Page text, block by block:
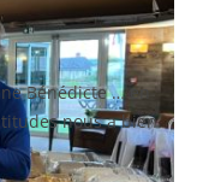
Bénédicte … en
nous a bien